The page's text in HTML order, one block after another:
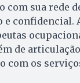
com sua rede
e
de
com os